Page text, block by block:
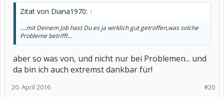
Zitat von Diana1970: ↑
....mit Deinem Job hast Du es ja wirklich gut getroffen,was solche
Probleme betrifft...
aber so was von, und nicht nur bei Problemen... und
da bin ich auch extremst dankbar für!
#20
20. April 2016